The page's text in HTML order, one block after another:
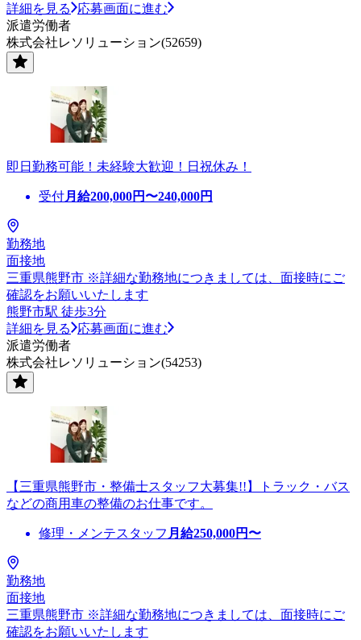
詳細を見る
応募画面に進む
派遣労働者
株式会社レソリューション(52659)
即日勤務可能！未経験大歓迎！日祝休み！
受付月給200,000円〜240,000円
勤務地
面接地
三重県熊野市 ※詳細な勤務地につきましては、面接時にご
確認をお願いいたします
熊野市駅 徒歩3分
詳細を見る
応募画面に進む
派遣労働者
株式会社レソリューション(54253)
【三重県熊野市・整備士スタッフ大募集!!】トラック・バス
などの商用車の整備のお仕事です。
修理・メンテスタッフ 月給250,000円〜
勤務地
面接地
三重県熊野市 ※詳細な勤務地につきましては、面接時にご
確認をお願いいたします